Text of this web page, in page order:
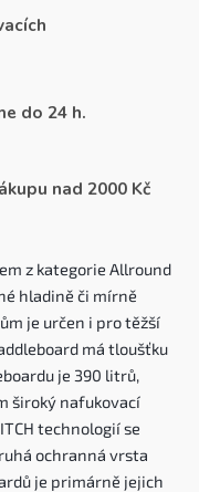
do 24 h.
nad 2000 Kč
z kategorie Allround
hladině či mírně
je určen i pro těžší
má tloušťku
je 390 litrů,
široký nafukovací
technologií se
ochranná vrsta
je primárně jejich